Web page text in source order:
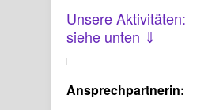
Unsere Aktivitäten:
siehe unten ⇓
Ansprechpartnerin: